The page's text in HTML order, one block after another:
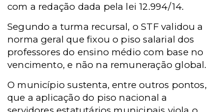
com a redação dada pela lei 12.994/14.
Segundo a turma recursal, o STF validou a
norma geral que fixou o piso salarial dos
professores do ensino médio com base no
vencimento, e não na remuneração global.
O município sustenta, entre outros pontos,
que a aplicação do piso nacional a